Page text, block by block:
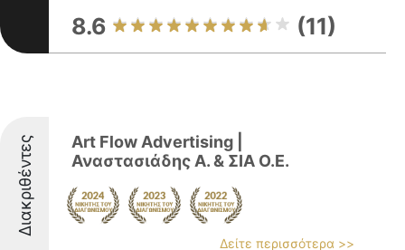
8.6 (11)
Διακριθέντες
Art Flow Advertising |
Αναστασιάδης Α. & ΣΙΑ O.E.
Δείτε περισσότερα >>